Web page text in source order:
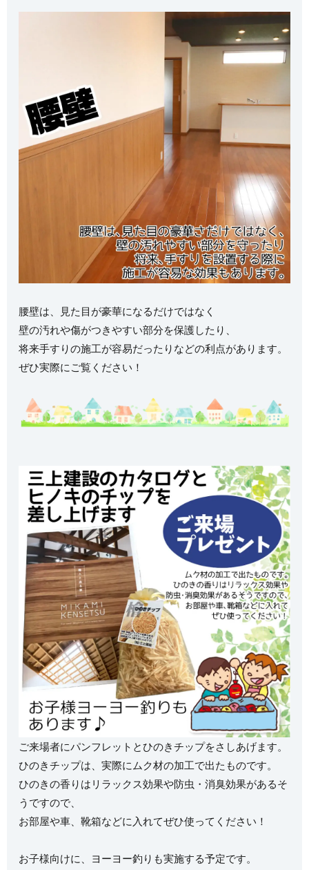
腰壁は、見た目が豪華になるだけではなく
壁の汚れや傷がつきやすい部分を保護したり、
将来手すりの施工が容易だったりなどの利点があります。
ぜひ実際にご覧ください！
ご来場者にパンフレットとひのきチップをさしあげます。
ひのきチップは、実際にムク材の加工で出たものです。
ひのきの香りはリラックス効果や防虫・消臭効果があるそ
うですので、
お部屋や車、靴箱などに入れてぜひ使ってください！
お子様向けに、ヨーヨー釣りも実施する予定です。